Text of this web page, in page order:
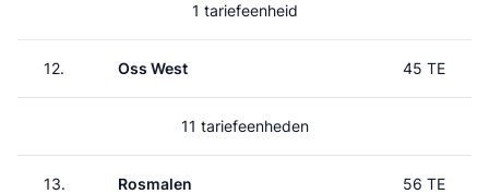
1 tariefeenheid
12. Oss West 45 TE
11 tariefeenheden
13. Rosmalen 56 TE